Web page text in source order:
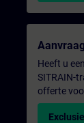
Heeft u
SITRAIN-
offerte